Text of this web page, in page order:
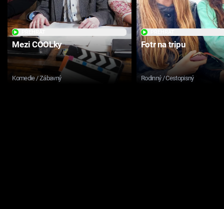
Mezi COOLky
Komedie / Zábavný
Fotr na tripu
Rodinný / Cestopisný